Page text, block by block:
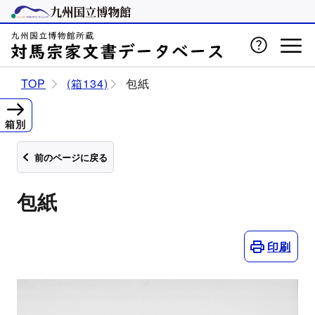
TOP (箱134) 包紙
前のページに戻る
包紙
印刷
箱別